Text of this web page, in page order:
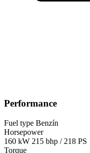
Performance
Fuel type Benzín
Horsepower
160 kW 215 bhp / 218 PS
Torque